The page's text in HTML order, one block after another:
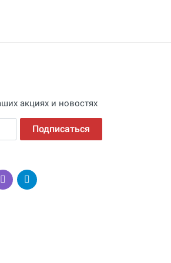
акциях и новостях
Подписаться